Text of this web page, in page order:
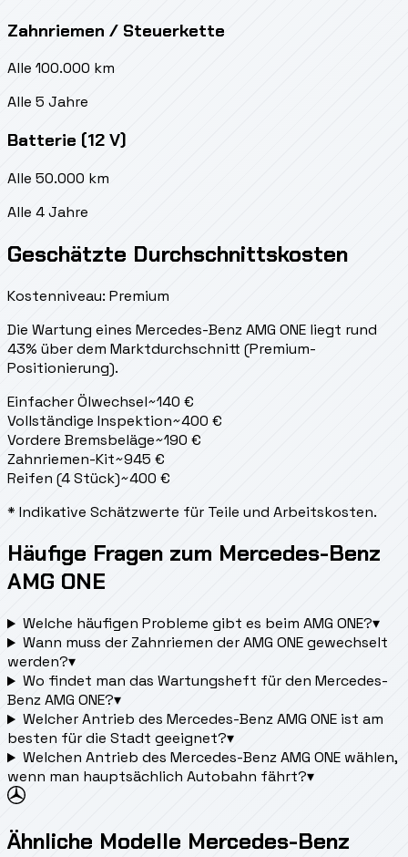
Zahnriemen / Steuerkette
Alle 100.000 km
Alle 5 Jahre
Batterie (12 V)
Alle 50.000 km
Alle 4 Jahre
Geschätzte Durchschnittskosten
Kostenniveau: Premium
Die Wartung eines Mercedes-Benz AMG ONE liegt rund
43% über dem Marktdurchschnitt (Premium-
Positionierung).
Einfacher Ölwechsel~140 €
Vollständige Inspektion~400 €
Vordere Bremsbeläge~190 €
Zahnriemen-Kit~945 €
Reifen (4 Stück)~400 €
* Indikative Schätzwerte für Teile und Arbeitskosten.
Häufige Fragen zum Mercedes-Benz
AMG ONE
Welche häufigen Probleme gibt es beim AMG ONE?▾
Wann muss der Zahnriemen der AMG ONE gewechselt
werden?▾
Wo findet man das Wartungsheft für den Mercedes-
Benz AMG ONE?▾
Welcher Antrieb des Mercedes-Benz AMG ONE ist am
besten für die Stadt geeignet?▾
Welchen Antrieb des Mercedes-Benz AMG ONE wählen,
wenn man hauptsächlich Autobahn fährt?▾
Ähnliche Modelle Mercedes-Benz